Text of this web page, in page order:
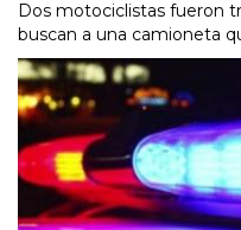
Dos motociclistas fueron
buscan a una camioneta